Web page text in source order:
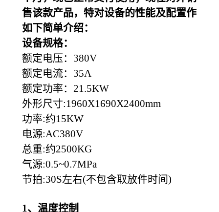
售该款产品，特对设备的性能及配置作
如下简单介绍：
设备规格：
额定电压：380V
额定电流：35A
额定功率：21.5KW
外形尺寸:1960X1690X2400mm
功率:约15KW
电源:AC380V
总重:约2500KG
气源:0.5~0.7MPa
节拍:30S左右(不包含取放件时间)
1、温度控制